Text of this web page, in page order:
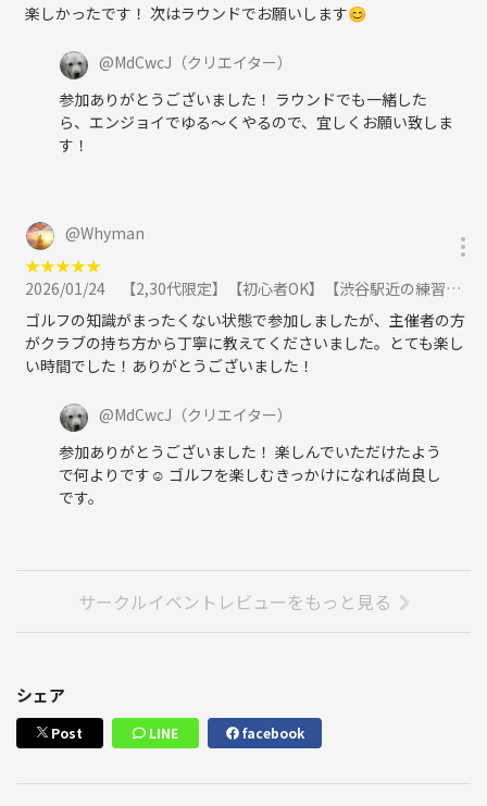
楽しかったです！ 次はラウンドでお願いします😊
@MdCwcJ （クリエイター）
参加ありがとうございました！ ラウンドでも一緒した
ら、エンジョイでゆる〜くやるので、宜しくお願い致しま
す！
@Whyman
★★★★★
2026/01/24
【2,30代限定】【初心者OK】【渋谷駅近の練習会】ラウンド仲間と練習仲間作る会で楽しむ特別なイベント✨に参加
ゴルフの知識がまったくない状態で参加しましたが、主催者の方
がクラブの持ち方から丁寧に教えてくださいました。とても楽し
い時間でした！ありがとうございました！
@MdCwcJ （クリエイター）
参加ありがとうございました！ 楽しんでいただけたよう
で何よりです☺️ ゴルフを楽しむきっかけになれば尚良し
です。
サークルイベントレビューをもっと見る
シェア
Post LINE facebook